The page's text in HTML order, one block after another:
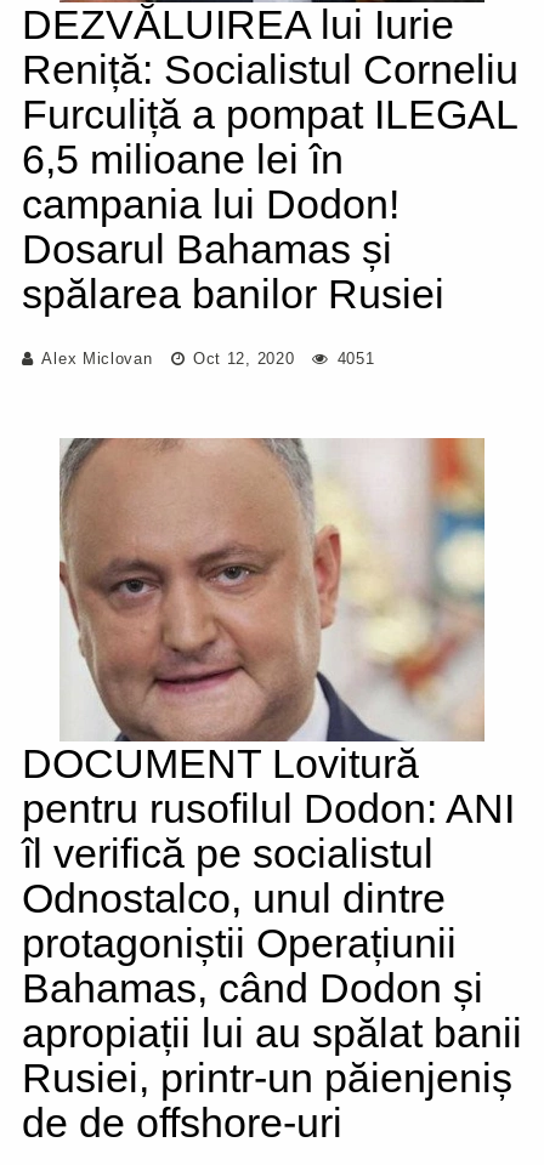
DEZVĂLUIREA lui Iurie
Reniță: Socialistul Corneliu
Furculiță a pompat ILEGAL
6,5 milioane lei în
campania lui Dodon!
Dosarul Bahamas și
spălarea banilor Rusiei
Alex Miclovan Oct 12, 2020 4051
DOCUMENT Lovitură
pentru rusofilul Dodon: ANI
îl verifică pe socialistul
Odnostalco, unul dintre
protagoniștii Operațiunii
Bahamas, când Dodon și
apropiații lui au spălat banii
Rusiei, printr-un păienjeniș
de de offshore-uri